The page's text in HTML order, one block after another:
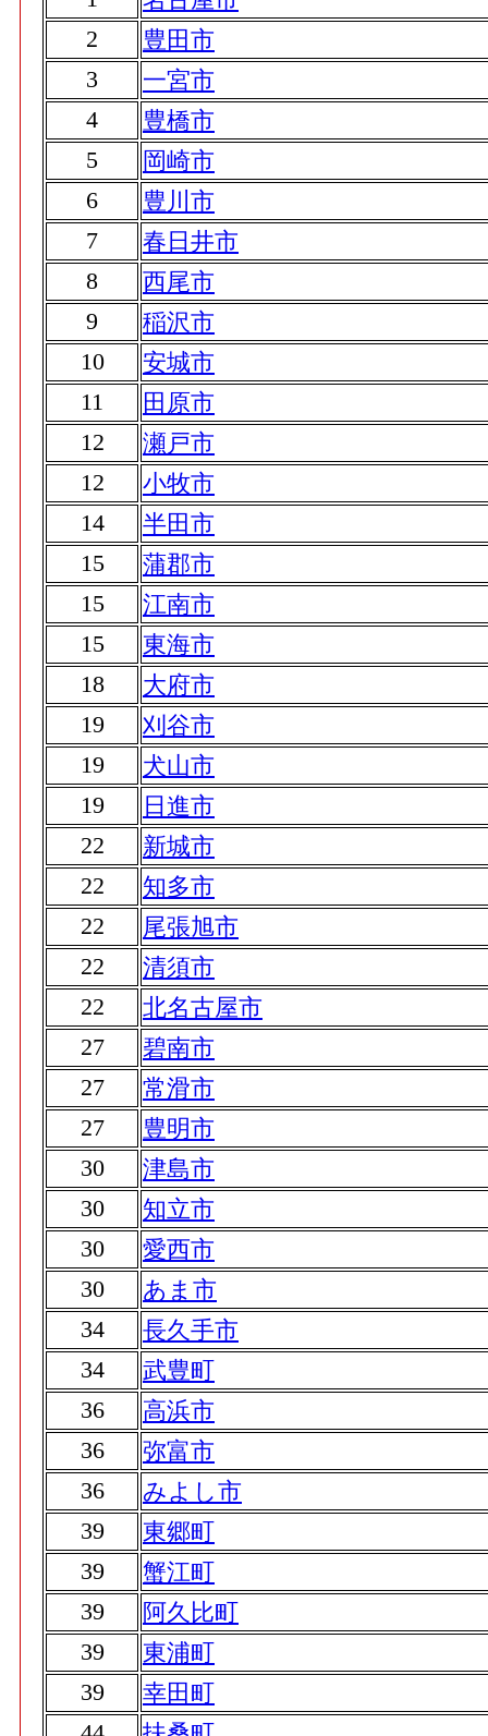
2
豊田市
3
一宮市
4
豊橋市
5
岡崎市
6
豊川市
7
春日井市
8
西尾市
9
稲沢市
10
安城市
11
田原市
12
瀬戸市
12
小牧市
14
半田市
15
蒲郡市
15
江南市
15
東海市
18
大府市
19
刈谷市
19
犬山市
19
日進市
22
新城市
22
知多市
22
尾張旭市
22
清須市
22
北名古屋市
27
碧南市
27
常滑市
27
豊明市
30
津島市
30
知立市
30
愛西市
30
あま市
34
長久手市
34
武豊町
36
高浜市
36
弥富市
36
みよし市
39
東郷町
39
蟹江町
39
阿久比町
39
東浦町
39
幸田町